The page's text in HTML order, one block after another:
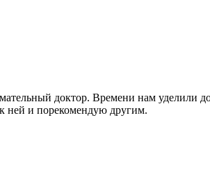
доктор. Времени нам уделили
ней и порекомендую другим.